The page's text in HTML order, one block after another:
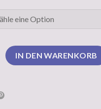
IN DEN WARENKORB